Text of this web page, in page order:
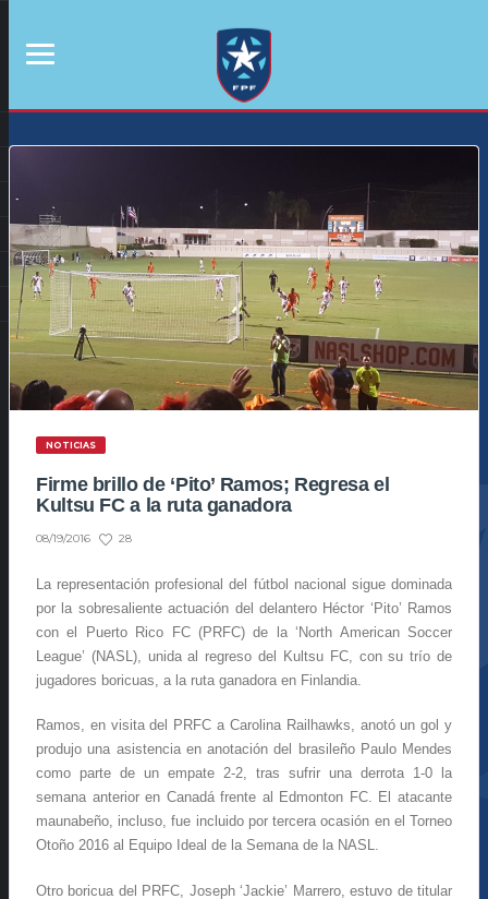
NOTICIAS
Firme brillo de ‘Pito’ Ramos; Regresa el
Kultsu FC a la ruta ganadora
08/19/2016 28
La representación profesional del fútbol nacional sigue dominada
por la sobresaliente actuación del delantero Héctor ‘Pito’ Ramos
con el Puerto Rico FC (PRFC) de la ‘North American Soccer
League’ (NASL), unida al regreso del Kultsu FC, con su trío de
jugadores boricuas, a la ruta ganadora en Finlandia.
Ramos, en visita del PRFC a Carolina Railhawks, anotó un gol y
produjo una asistencia en anotación del brasileño Paulo Mendes
como parte de un empate 2-2, tras sufrir una derrota 1-0 la
semana anterior en Canadá frente al Edmonton FC. El atacante
maunabeño, incluso, fue incluido por tercera ocasión en el Torneo
Otoño 2016 al Equipo Ideal de la Semana de la NASL.
Otro boricua del PRFC, Joseph ‘Jackie’ Marrero, estuvo de titular